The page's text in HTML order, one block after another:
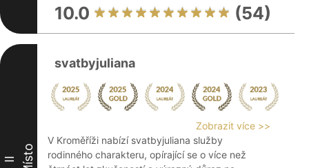
10.0 (54)
II Místo
svatbyjuliana
Zobrazit více >>
V Kroměříži nabízí svatbyjuliana služby
rodinného charakteru, opírající se o více než